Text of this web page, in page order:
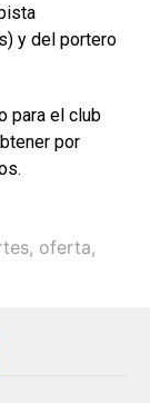
y del portero
para el club
por
, oferta,